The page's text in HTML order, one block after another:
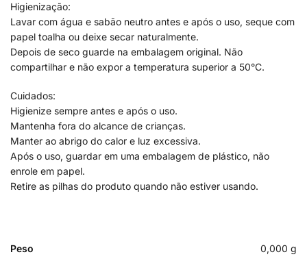
Higienização:
Lavar com água e sabão neutro antes e após o uso, seque com
papel toalha ou deixe secar naturalmente.
Depois de seco guarde na embalagem original. Não
compartilhar e não expor a temperatura superior a 50°C.
Cuidados:
Higienize sempre antes e após o uso.
Mantenha fora do alcance de crianças.
Manter ao abrigo do calor e luz excessiva.
Após o uso, guardar em uma embalagem de plástico, não
enrole em papel.
Retire as pilhas do produto quando não estiver usando.
Peso 0,000 g